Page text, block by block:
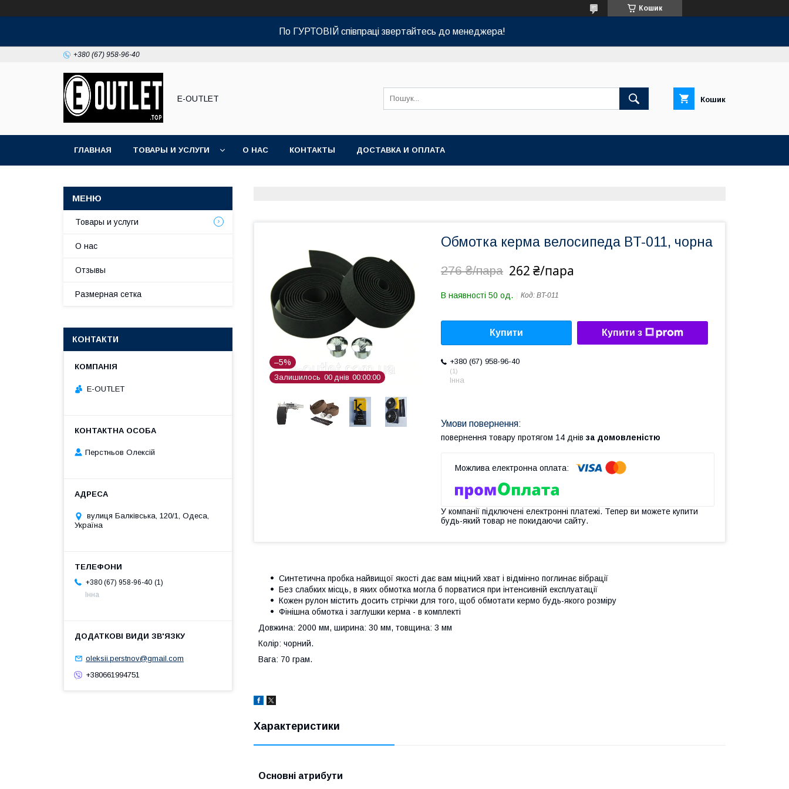
Кошик
По ГУРТОВІЙ співпраці звертайтесь до менеджера!
+380 (67) 958-96-40
E-OUTLET Кошик
ГЛАВНАЯ ТОВАРЫ И УСЛУГИ О НАС КОНТАКТЫ ДОСТАВКА И ОПЛАТА
–5%
Залишилось 00 днів 00 00 00
Обмотка керма велосипеда BT-011, чорна
276 ₴/пара 262 ₴/пара
В наявності 50 од. Код: BT-011
Купити Купити з
+380 (67) 958-96-40
1
Інна
повернення товару протягом 14 днів за домовленістю
У компанії підключені електронні платежі. Тепер ви можете купити
будь-який товар не покидаючи сайту.
Синтетична пробка найвищої якості дає вам міцний хват і відмінно поглинає вібрації
Без слабких місць, в яких обмотка могла б порватися при інтенсивній експлуатації
Кожен рулон містить досить стрічки для того, щоб обмотати кермо будь-якого розміру
Фінішна обмотка і заглушки керма - в комплекті
Довжина: 2000 мм, ширина: 30 мм, товщина: 3 мм
Колір: чорний.
Вага: 70 грам.
Характеристики
Основні атрибути
Товары и услуги
О нас
Отзывы
Размерная сетка
КОНТАКТИ
E-OUTLET
Перстньов Олексій
вулиця Балківська, 120/1, Одеса,
Україна
+380 (67) 958-96-40 1
Інна
oleksii.perstnov@gmail.com
+380661994751